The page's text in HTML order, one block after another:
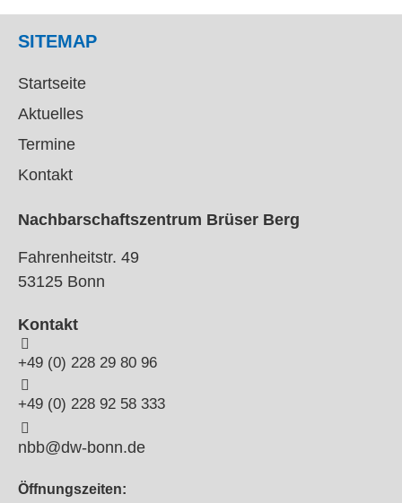
SITEMAP
Startseite
Aktuelles
Termine
Kontakt
Nachbarschaftszentrum Brüser Berg
Fahrenheitstr. 49
53125 Bonn
Kontakt
+49 (0) 228 29 80 96
+49 (0) 228 92 58 333
nbb@dw-bonn.de
Öffnungszeiten: